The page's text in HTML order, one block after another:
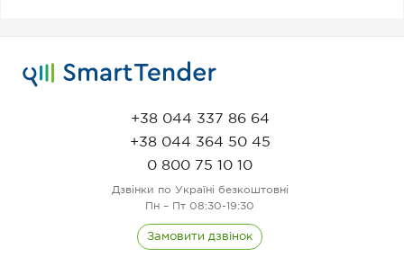
+38 044 337 86 64
+38 044 364 50 45
0 800 75 10 10
Дзвінки по Україні безкоштовні
Пн – Пт 08:30-19:30
Замовити дзвінок